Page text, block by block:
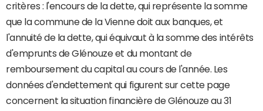
critères : l'encours de la dette, qui représente la somme
que la commune de la Vienne doit aux banques, et
l'annuité de la dette, qui équivaut à la somme des intérêts
d'emprunts de Glénouze et du montant de
remboursement du capital au cours de l'année. Les
données d'endettement qui figurent sur cette page
concernent la situation financière de Glénouze au 31